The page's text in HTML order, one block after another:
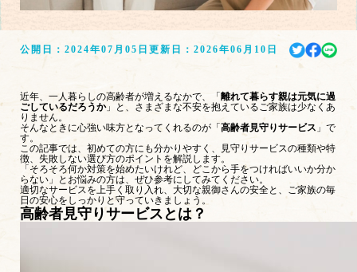
公開日： 2024年07月05日 更新日： 2026年06月10日
近年、一人暮らしの高齢者が増えるなかで、「離れて暮らす親は元気に過
ごしているだろうか」と、さまざまな不安を抱えているご家族は少なくあ
りません。
そんなときに心強い味方となってくれるのが「高齢者見守りサービス 」で
す。
この記事では、初めての方にも分かりやすく、見守りサービスの種類や特
徴、失敗しない選び方のポイントを解説します。
「そろそろ何か対策を始めたいけれど、どこから手をつければいいか分か
らない」とお悩みの方は、ぜひ参考にしてみてください。
適切なサービスを上手く取り入れ、大切な親御さんの安全と、ご家族の毎
日の安心をしっかりと守っていきましょう。
高齢者見守りサービスとは？